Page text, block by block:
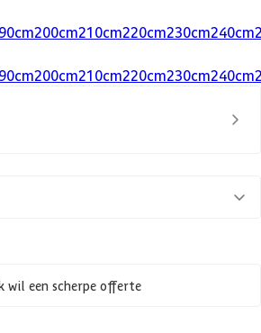
cm200cm210cm220cm230cm240cm
cm200cm210cm220cm230cm240cm
wil een scherpe offerte